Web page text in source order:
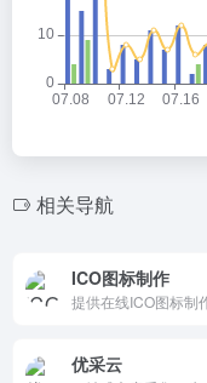
相关导航
ICO图标制作
优采云